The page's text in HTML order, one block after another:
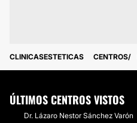
CLINICASESTETICAS CENTROS
ÚLTIMOS CENTROS VISTOS
Dr. Lázaro Nestor Sánchez Varón